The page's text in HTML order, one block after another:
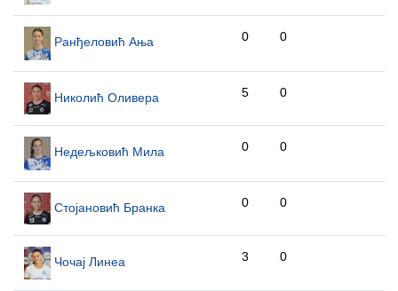
Ранђеловић Ања 0 0
Николић Оливера 5 0
Недељковић Мила 0 0
Стојановић Бранка 0 0
Чочај Линеа 3 0